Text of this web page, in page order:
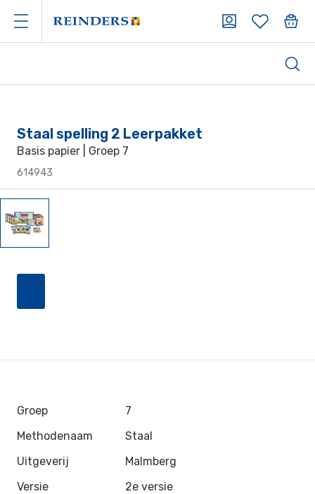
Staal spelling 2 Leerpakket
Basis papier | Groep 7
614943
Groep
7
Methodenaam
Staal
Uitgeverij
Malmberg
Versie
2e versie